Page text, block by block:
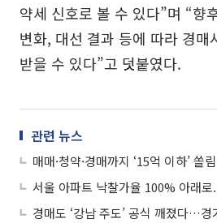
약세 신호로 볼 수 있다”며 “향
변화, 대선 결과 등에 따라 경매
받을 수 있다”고 덧붙였다.
관련 뉴스
매매·청약·경매까지 ‘15억 이하’ 쏠
서울 아파트 낙찰가율 100% 아래로